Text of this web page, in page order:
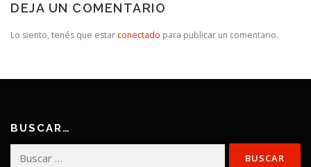
DEJA UN COMENTARIO
Lo siento, tenés que estar conectado para publicar un comentario.
BUSCAR…